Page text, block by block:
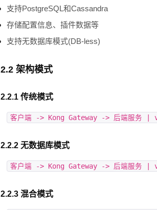
支持PostgreSQL和Cassandra
存储配置信息、插件数据等
支持无数据库模式(DB-less)
2.2 架构模式
2.2.1 传统模式
客户端 -> Kong Gateway -> 后端服务 |
2.2.2 无数据库模式
客户端 -> Kong Gateway -> 后端服务 | v
2.2.3 混合模式